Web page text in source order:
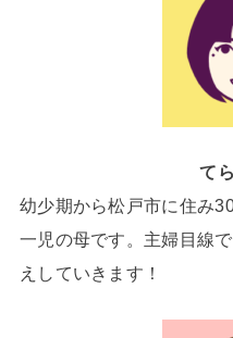
て
幼少期から松戸市に住み
一児の母です。主婦目線
えしていきます！